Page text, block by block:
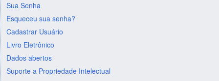
Sua Senha
Esqueceu sua senha?
Cadastrar Usuário
Livro Eletrônico
Dados abertos
Suporte a Propriedade Intelectual